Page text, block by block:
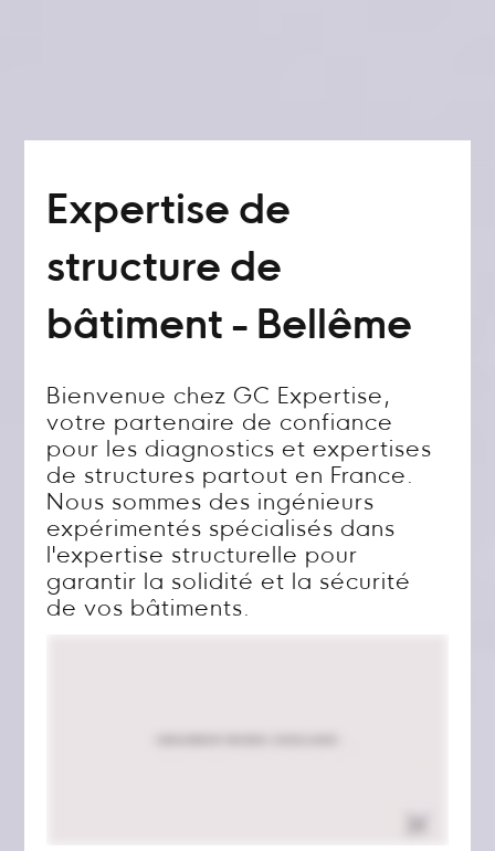
Expertise de
structure de
bâtiment - Bellême
Bienvenue chez GC Expertise,
votre partenaire de confiance
pour les diagnostics et expertises
de structures partout en France.
Nous sommes des ingénieurs
expérimentés spécialisés dans
l'expertise structurelle pour
garantir la solidité et la sécurité
de vos bâtiments.